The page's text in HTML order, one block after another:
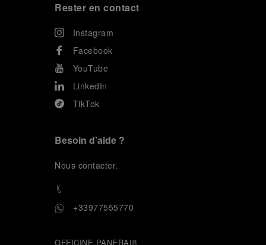
Rester en contact
Instagram
Facebook
YouTube
LinkedIn
TikTok
Besoin d’aide ?
Nous contacter.
+33977555770
OFFICINE PANERAI®